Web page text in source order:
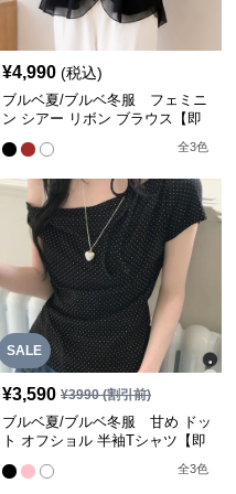
¥4,990 (税込)
ブルベ夏/ブルベ冬服 フェミニ
ン シアー リボン ブラウス【即
全3色
SALE
¥3,590 ¥3990(割引前)
ブルベ夏/ブルベ冬服 甘め ドッ
ト オフショル 半袖Tシャツ【即
全3色